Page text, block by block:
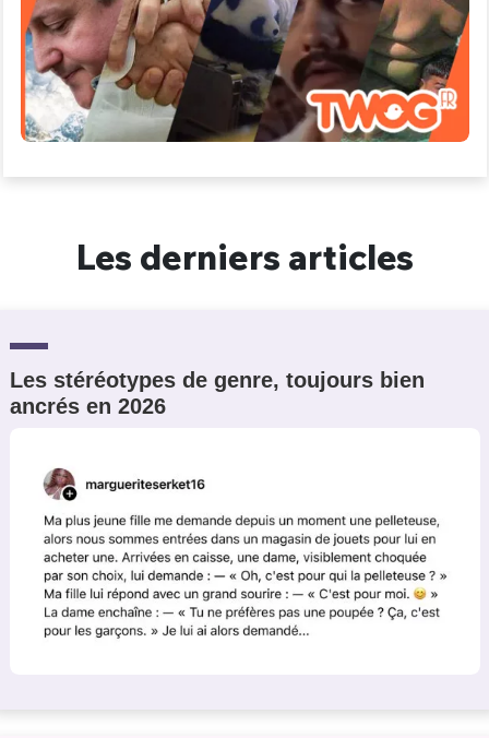
Les derniers articles
Les stéréotypes de genre, toujours bien
ancrés en 2026
Un Thread
C'EST PARTI